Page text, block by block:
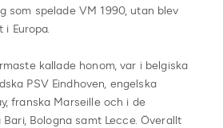
som spelade VM 1990, utan blev
Europa.
kallade honom, var i belgiska
PSV Eindhoven, engelska
franska Marseille och i de
Bologna samt Lecce. Överallt